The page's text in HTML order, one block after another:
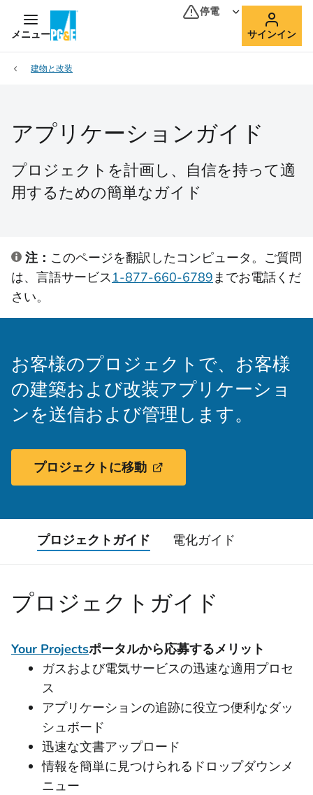
メニュー
停電
サインイン
建物と改装
アプリケーションガイド
プロジェクトを計画し、自信を持って適
用するための簡単なガイド
注： このページを翻訳したコンピュータ。ご質問
は、言語サービス1-877-660-6789までお電話くだ
さい。
お客様のプロジェクトで、お客様
の建築および改装アプリケーショ
ンを送信および管理します。
プロジェクトに移動
プロジェクトガイド 電化ガイド
プロジェクトガイド
Your Projectsポータルから応募するメリット
ガスおよび電気サービスの迅速な適用プロセ
ス
アプリケーションの追跡に役立つ便利なダッ
シュボード
迅速な文書アップロード
情報を簡単に見つけられるドロップダウンメ
ニュー